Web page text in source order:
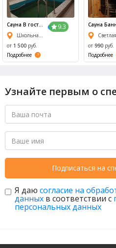
9.3
Сауна В гостях
у сказки
Школьная улица, 3/1
от 1 500 руб.
Подробнее
Сауна
Рай
от 990 руб.
Подробнее
Узнайте первым о
Подписаться на
Я даю согласие на
данных в соответствии с
персональных данных